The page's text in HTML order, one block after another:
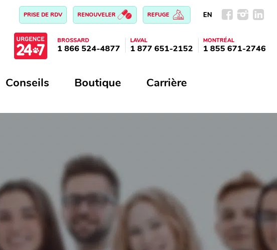
PRISE DE RDV RENOUVELER REFUGE EN
BROSSARD
1 866 524-4877
LAVAL
1 877 651-2152
MONTRÉAL
1 855 671-2746
Conseils Boutique Carrière